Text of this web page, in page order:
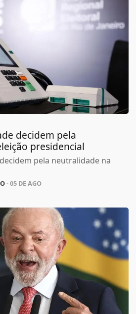
decidem pela
presidencial
pela neutralidade na
- 05 DE AGO